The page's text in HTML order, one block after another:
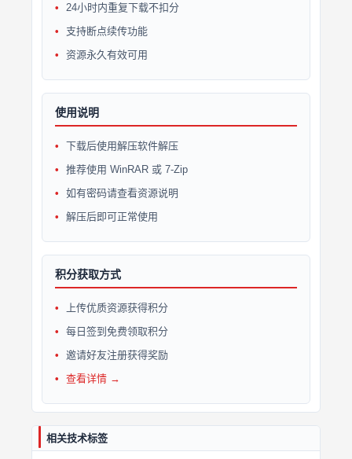
24小时内重复下载不扣分
支持断点续传功能
资源永久有效可用
使用说明
下载后使用解压软件解压
推荐使用 WinRAR 或 7-Zip
如有密码请查看资源说明
解压后即可正常使用
积分获取方式
上传优质资源获得积分
每日签到免费领取积分
邀请好友注册获得奖励
查看详情 →
相关技术标签